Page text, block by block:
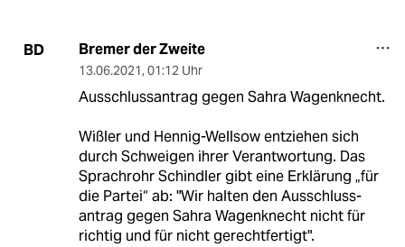
BD Bremer der Zweite
13.06.2021, 01:12 Uhr
Ausschlussantrag gegen Sahra Wagenknecht.
Wißler und Hennig-Wellsow entziehen sich
durch Schweigen ihrer Verantwortung. Das
Sprachrohr Schindler gibt eine Erklärung „für
die Partei“ ab: "Wir halten den Ausschluss-
antrag gegen Sahra Wagenknecht nicht für
richtig und für nicht gerechtfertigt".